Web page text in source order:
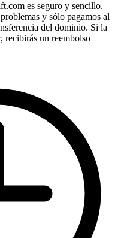
es seguro y sencillo.
y sólo pagamos al
del dominio. Si la
recibirás un reembolso